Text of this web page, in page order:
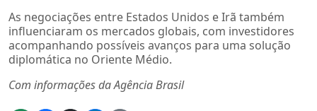
As negociações entre Estados Unidos e Irã também
influenciaram os mercados globais, com investidores
acompanhando possíveis avanços para uma solução
diplomática no Oriente Médio.
Com informações da Agência Brasil